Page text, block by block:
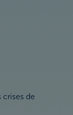
crises de